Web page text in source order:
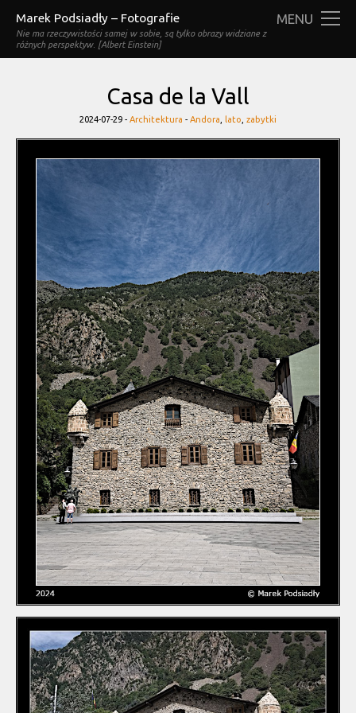
Marek Podsiadły – Fotografie
Nie ma rzeczywistości samej w sobie, są tylko obrazy widziane z
różnych perspektyw. [Albert Einstein]
MENU
Casa de la Vall
2024-07-29 - Categories
Architektura - Tags
Andora lato zabytki